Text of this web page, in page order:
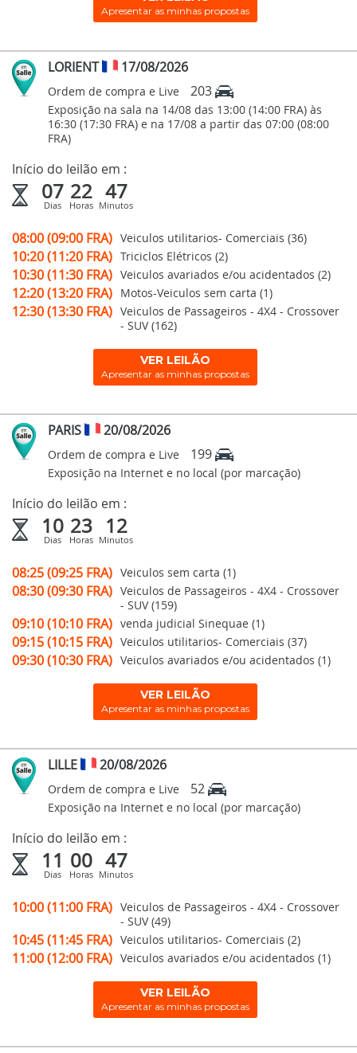
Apresentar as minhas propostas
LORIENT 17/08/2026
Ordem de compra e Live 203
Exposição na sala na 14/08 das 13:00 (14:00 FRA) às
16:30 (17:30 FRA) e na 17/08 a partir das 07:00 (08:00
FRA)
Início do leilão em :
07
Dias
22
Horas
47
Minutos
08:00 (09:00 FRA) Veiculos utilitarios- Comerciais (36)
10:20 (11:20 FRA) Triciclos Elétricos (2)
10:30 (11:30 FRA) Veiculos avariados e/ou acidentados (2)
12:20 (13:20 FRA) Motos-Veiculos sem carta (1)
12:30 (13:30 FRA) Veiculos de Passageiros - 4X4 - Crossover
- SUV (162)
VER LEILÃO
Apresentar as minhas propostas
PARIS 20/08/2026
Ordem de compra e Live 199
Exposição na Internet e no local (por marcação)
Início do leilão em :
10
Dias
23
Horas
12
Minutos
08:25 (09:25 FRA) Veiculos sem carta (1)
08:30 (09:30 FRA) Veiculos de Passageiros - 4X4 - Crossover
- SUV (159)
09:10 (10:10 FRA) venda judicial Sinequae (1)
09:15 (10:15 FRA) Veiculos utilitarios- Comerciais (37)
09:30 (10:30 FRA) Veiculos avariados e/ou acidentados (1)
VER LEILÃO
Apresentar as minhas propostas
LILLE 20/08/2026
Ordem de compra e Live 52
Exposição na Internet e no local (por marcação)
Início do leilão em :
11
Dias
00
Horas
47
Minutos
10:00 (11:00 FRA) Veiculos de Passageiros - 4X4 - Crossover
- SUV (49)
10:45 (11:45 FRA) Veiculos utilitarios- Comerciais (2)
11:00 (12:00 FRA) Veiculos avariados e/ou acidentados (1)
VER LEILÃO
Apresentar as minhas propostas